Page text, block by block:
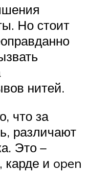
Но стоит
нитей.
что за
различают
Это –
карде и open